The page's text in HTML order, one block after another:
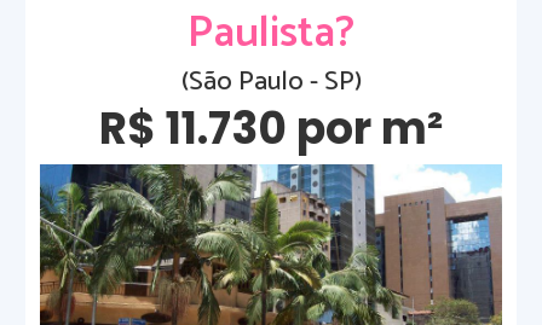
Paulista?
(São Paulo - SP)
R$ 11.730 por m²